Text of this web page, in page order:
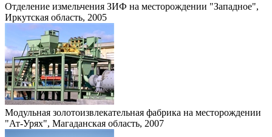
Отделение измельчения ЗИФ на месторождении "Западное",
Иркутская область, 2005
Модульная золотоизвлекательная фабрика на месторождении
"Ат-Урях", Магаданская область, 2007